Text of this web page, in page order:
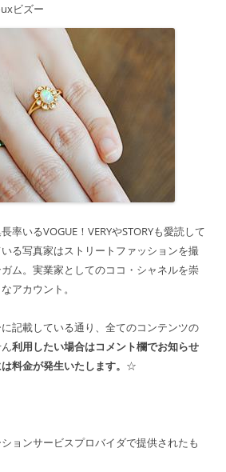
ビズー
率いるVOGUE！VERYやSTORYも愛読して
る写真家はストリートファッションを撮
ム。実業家としてのココ・シャネルを崇
アカウント。
記載している通り、全てのコンテンツの
利用したい場合はコメント欄でお知らせ
料金が発生いたします。 ☆
ョンサービスプロバイダで提供されたも